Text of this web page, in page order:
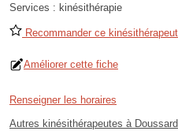
Services : kinésithérapie
Recommander ce
Améliorer cette fiche
Renseigner les horaires
Autres kinésithérapeutes à Doussard